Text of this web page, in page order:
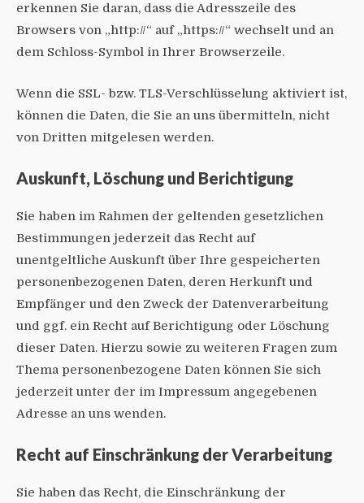
erkennen Sie daran, dass die Adresszeile des
Browsers von „http://“ auf „https://“ wechselt und an
dem Schloss-Symbol in Ihrer Browserzeile.
Wenn die SSL- bzw. TLS-Verschlüsselung aktiviert ist,
können die Daten, die Sie an uns übermitteln, nicht
von Dritten mitgelesen werden.
Auskunft, Löschung und Berichtigung
Sie haben im Rahmen der geltenden gesetzlichen
Bestimmungen jederzeit das Recht auf
unentgeltliche Auskunft über Ihre gespeicherten
personenbezogenen Daten, deren Herkunft und
Empfänger und den Zweck der Datenverarbeitung
und ggf. ein Recht auf Berichtigung oder Löschung
dieser Daten. Hierzu sowie zu weiteren Fragen zum
Thema personenbezogene Daten können Sie sich
jederzeit unter der im Impressum angegebenen
Adresse an uns wenden.
Recht auf Einschränkung der Verarbeitung
Sie haben das Recht, die Einschränkung der